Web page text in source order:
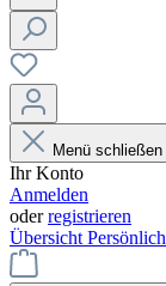
Menü schließen
Ihr Konto
Anmelden
oderregistrieren
Übersicht